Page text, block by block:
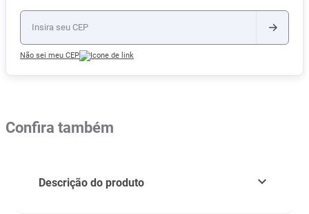
Não sei meu CEP
Confira também
Descrição do produto